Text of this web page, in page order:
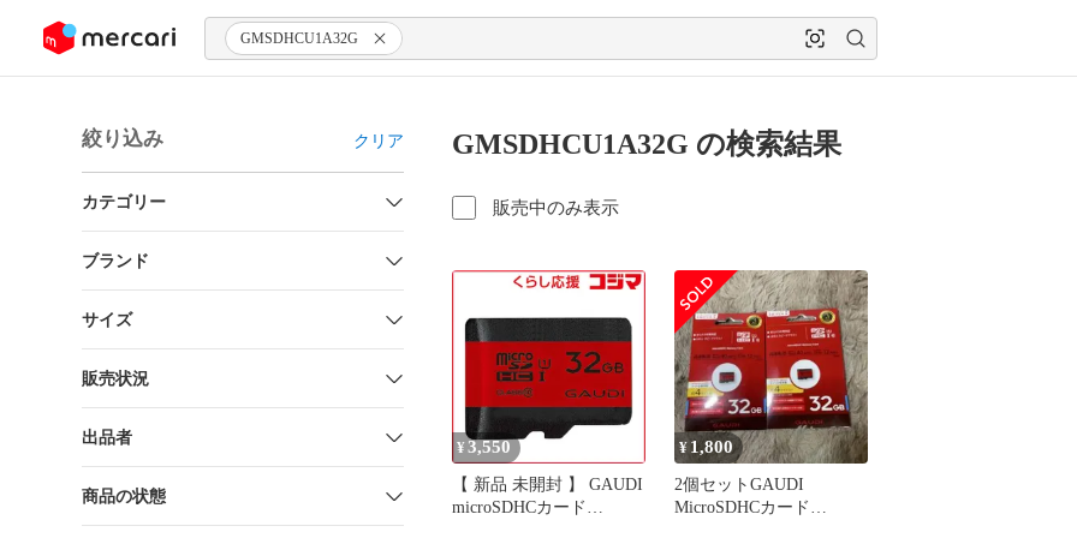
ツにスキップ GMSDHCU1A32G
絞り込み クリア
カテゴリー
ブランド
サイズ
販売状況
出品者
商品の状態
GMSDHCU1A32G の検索結果
販売中のみ表示
¥3,550
【 新品 未開封 】 GAUDI
microSDHCカード
¥ 1,800
2個セットGAUDI
MicroSDHCカード